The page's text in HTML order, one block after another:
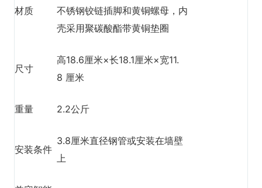
材质
不锈钢铰链插脚和黄铜螺母，内
壳采用聚碳酸酯带黄铜垫圈
尺寸
高18.6厘米×长18.1厘米×宽11.
8 厘米
重量 2.2公斤
安装条件
3.8厘米直径钢管或安装在墙壁
上